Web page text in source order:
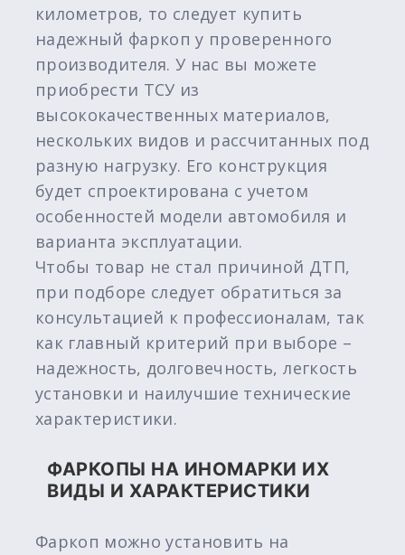
километров, то следует купить
надежный фаркоп у проверенного
производителя. У нас вы можете
приобрести ТСУ из
высококачественных материалов,
нескольких видов и рассчитанных под
разную нагрузку. Его конструкция
будет спроектирована с учетом
особенностей модели автомобиля и
варианта эксплуатации.
Чтобы товар не стал причиной ДТП,
при подборе следует обратиться за
консультацией к профессионалам, так
как главный критерий при выборе –
надежность, долговечность, легкость
установки и наилучшие технические
характеристики.
ФАРКОПЫ НА ИНОМАРКИ ИХ
ВИДЫ И ХАРАКТЕРИСТИКИ
Фаркоп можно установить на